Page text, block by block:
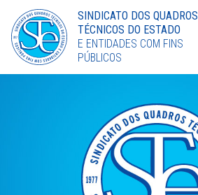
Torne-se Sócio
LinkedIn
SINDICATO DOS QUADROS
TÉCNICOS DO ESTADO
E ENTIDADES COM FINS
PÚBLICOS